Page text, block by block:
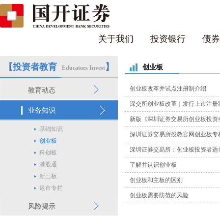
关于我们 投资银行 债
【投资者教育 Educators Invest 】
教育动态
业务知识
基础知识
创业板
科创板
港股通
新三板
退市专栏
风险揭示
创业板
创业板改革并试点注册制介绍
深交所创业板改革｜发行上市注
新版《深圳证券交易所创业板投
深圳证券交易所投教官网创业板专
深圳证券交易所：创业板投资者适
了解并认识创业板
创业板和主板的区别
创业板需要防范的风险